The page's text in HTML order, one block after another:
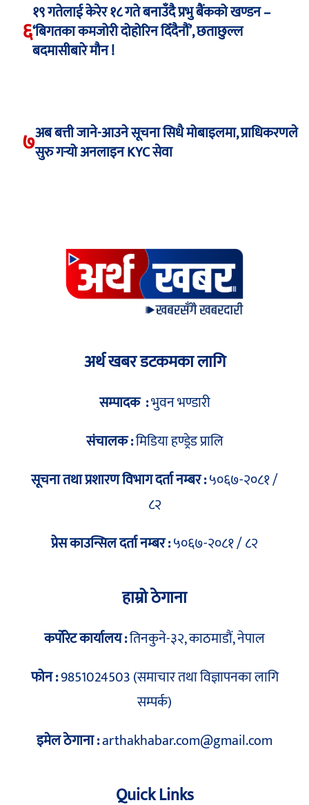
६
१९ गतेलाई केरेर १८ गते बनाउँदै प्रभु बैंकको खण्डन –
‘बिगतका कमजोरी दोहोरिन दिँदैनौं’, छताछुल्ल
बदमासीबारे मौन !
७अब बत्ती जाने-आउने सूचना सिधै मोबाइलमा, प्राधिकरणले
सुरु गर्‍यो अनलाइन KYC सेवा
अर्थ खबर डटकमका लागि
सम्पादक :भुवन भण्डारी
संचालक :मिडिया हण्ड्रेड प्रालि
सूचना तथा प्रशारण विभाग दर्ता नम्बर :५०६७-२०८१ /
८२
प्रेस काउन्सिल दर्ता नम्बर :५०६७-२०८१ / ८२
हाम्रो ठेगाना
कर्पोरेट कार्यालय :तिनकुने-३२, काठमाडौं, नेपाल
फोन :9851024503 (समाचार तथा विज्ञापनका लागि
सम्पर्क)
इमेल ठेगाना :arthakhabar.com@gmail.com
Quick Links